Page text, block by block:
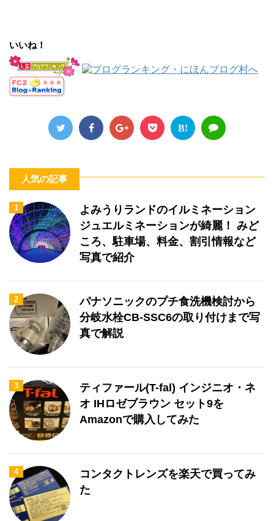
いいね！
B!
人気の記事
1
よみうりランドのイルミネーション
ジュエルミネーションが綺麗！ みど
ころ、駐車場、料金、割引情報など
写真で紹介
2
パナソニックのプチ食洗機検討から
分岐水栓CB-SSC6の取り付けまで写
真で解説
3
ティファール(T-fal) インジニオ・ネ
オ IHロゼブラウン セット9を
Amazonで購入してみた
4
コンタクトレンズを楽天で買ってみ
た